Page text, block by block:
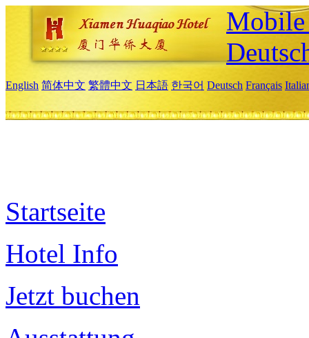
English 简体中文 繁體中文 日本語 한국어 Deutsch Français
Startseite
Hotel Info
Jetzt buchen